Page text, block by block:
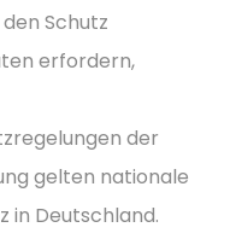
Schutz
erfordern,
der
gelten nationale
in Deutschland.